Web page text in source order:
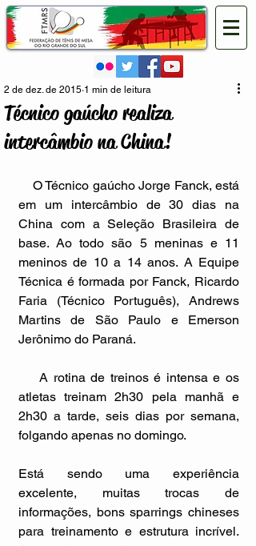
Técnico gaúcho realiza
intercâmbio na China!
2 de dez. de 2015 1 min de leitura
em um intercâmbio de 30 dias na
China com a Seleção Brasileira de
base. Ao todo são 5 meninas e 11
meninos de 10 a 14 anos. A Equipe
Técnica é formada por Fanck, Ricardo
Faria (Técnico Português), Andrews
Martins de São Paulo e Emerson
Jerônimo do Paraná.
    A rotina de treinos é intensa e os
atletas treinam 2h30 pela manhã e
2h30 a tarde, seis dias por semana,
folgando apenas no domingo.
Está sendo uma experiência
excelente, muitas trocas de
informações, bons sparrings chineses
para treinamento e estrutura incrível.